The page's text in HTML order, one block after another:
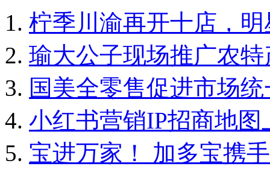
柠季川渝再开十店，
瑜大公子现场推广农
国美全零售促进市场
小红书营销IP招商地
宝进万家！ 加多宝携